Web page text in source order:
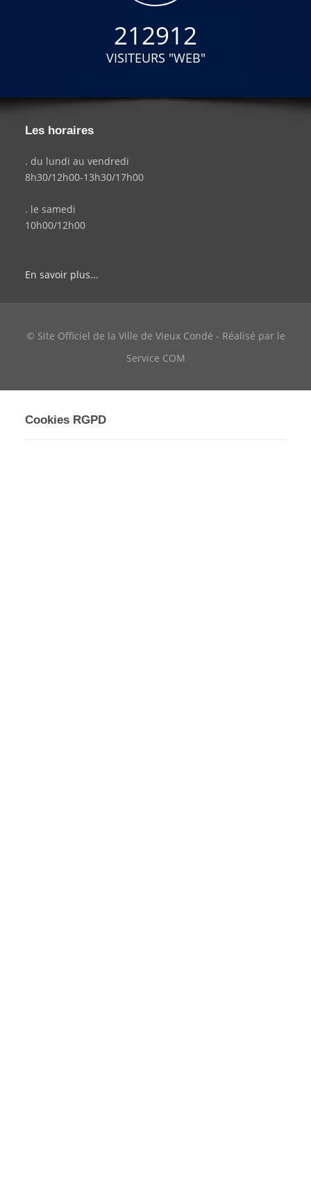
212912
VISITEURS "WEB"
Les horaires
. du lundi au vendredi
8h30/12h00-13h30/17h00
. le samedi
10h00/12h00
En savoir plus...
© Site Officiel de la Ville de Vieux Condé - Réalisé par le
Service COM
Cookies RGPD